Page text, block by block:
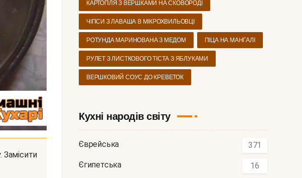
КАРТОПЛЯ З ВЕРШКАМИ НА СКОВОРОДІ
ЧІПСИ З ЛАВАША В МІКРОХВИЛЬОВЦІ
РОТУНДА МАРИНОВАНА З МЕДОМ ПІЦА НА МАНГАЛІ
РУЛЕТ З ЛИСТКОВОГО ТІСТА З ЯБЛУКАМИ
ВЕРШКОВИЙ СОУС ДО КРЕВЕТОК
Кухні народів світу
Єврейська 371
Єгипетська 16